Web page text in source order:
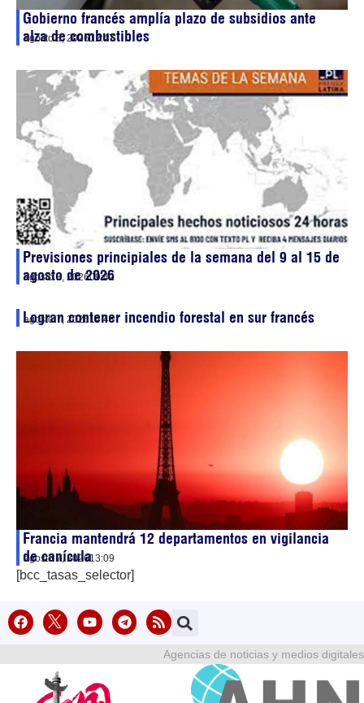
Gobierno francés amplía plazo de subsidios ante
alza de combustibles
agosto 8, 202612:47
Previsiones principiales de la semana del 9 al 15 de
agosto de 2026
agosto 8, 202609:42
Logran contener incendio forestal en sur francés
agosto 7, 202614:48
Francia mantendrá 12 departamentos en vigilancia
de canícula
agosto 7, 202613:09
[bcc_tasas_selector]
Agencias de noticias y medios digitales